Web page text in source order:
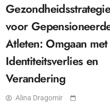
voor
Atleten: Omgaan met
Identiteitsverlies en
Verandering
Alina Dragomir